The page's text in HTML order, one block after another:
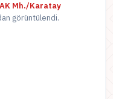
Mh./Karatay
görüntülendi.